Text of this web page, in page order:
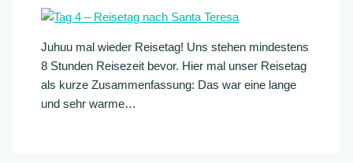
Juhuu mal wieder Reisetag! Uns stehen mindestens
8 Stunden Reisezeit bevor. Hier mal unser Reisetag
als kurze Zusammenfassung: Das war eine lange
und sehr warme…